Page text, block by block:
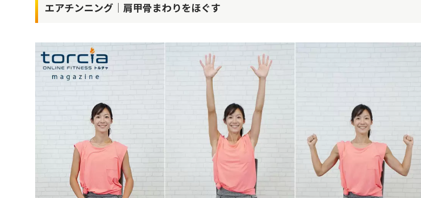
エアチンニング｜肩甲骨まわりをほぐす